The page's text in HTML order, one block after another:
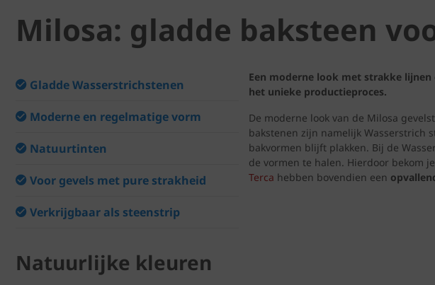
Milosa: gladde baksteen
Gladde Wasserstrichstenen
Moderne en regelmatige vorm
Natuurtinten
Voor gevels met pure strakheid
Verkrijgbaar als steenstrip
Een moderne look met strakke
het unieke productieproces.
De moderne look van de Milosa
bakstenen zijn namelijk Wasserstrich
bakvormen blijft plakken. Bij de
de vormen te halen. Hierdoor bekom
Terca hebben bovendien een
Natuurlijke kleuren